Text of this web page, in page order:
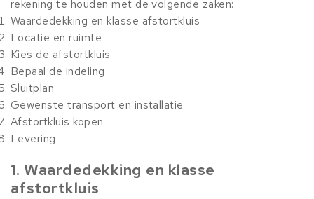
rekening te houden met de volgende zaken:
Waardedekking en klasse afstortkluis
Locatie en ruimte
Kies de afstortkluis
Bepaal de indeling
Sluitplan
Gewenste transport en installatie
Afstortkluis kopen
Levering
1. Waardedekking en klasse
afstortkluis